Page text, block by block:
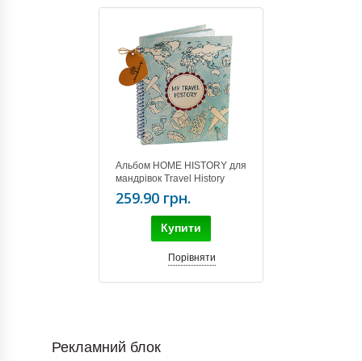
Альбом HOME HISTORY для
мандрівок Travel History
(RU) bordo
259.90 грн.
Купити
Порівняти
Рекламний блок